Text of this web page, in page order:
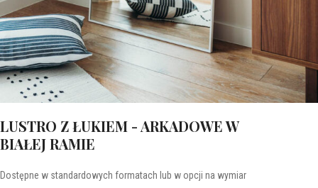
LUSTRO Z ŁUKIEM - ARKADOWE W
BIAŁEJ RAMIE
Dostępne w standardowych formatach lub w opcji na wymiar